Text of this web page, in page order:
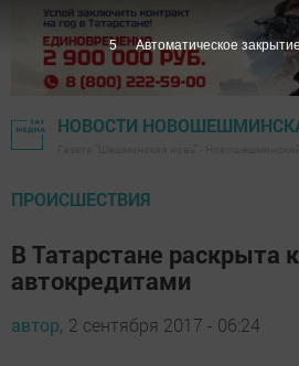
НОВОСТИ
ПРОИСШЕСТВИЯ
В Татарстане раскрыта
автокредитами
автор, 2 сентября 2017 - 06:24
4 Автоматическое